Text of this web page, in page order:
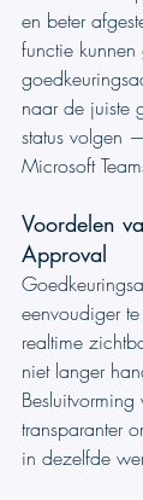
en beter
functie kunnen
naar de juiste
status volgen
Microsoft
Voordelen
Approval
eenvoudiger
realtime
niet langer
Besluitvorming
transparanter
in dezelfde